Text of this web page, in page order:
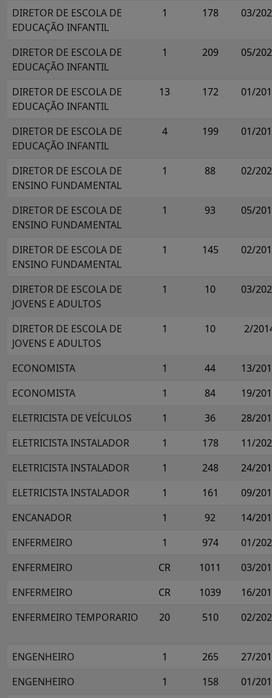
DIRETOR DE ESCOLA DE
EDUCAÇÃO INFANTIL
1 178 03/
DIRETOR DE ESCOLA DE
EDUCAÇÃO INFANTIL
1 209 05/
DIRETOR DE ESCOLA DE
EDUCAÇÃO INFANTIL
13 172 01/
DIRETOR DE ESCOLA DE
EDUCAÇÃO INFANTIL
4 199 01/
DIRETOR DE ESCOLA DE
ENSINO FUNDAMENTAL
1 88 02/
DIRETOR DE ESCOLA DE
ENSINO FUNDAMENTAL
1 93 05/
DIRETOR DE ESCOLA DE
ENSINO FUNDAMENTAL
1 145 02/
DIRETOR DE ESCOLA DE
JOVENS E ADULTOS
1 10 03/
DIRETOR DE ESCOLA DE
JOVENS E ADULTOS
1 10 2/
ECONOMISTA 1 44
13/
ECONOMISTA
1 84
19/
ELETRICISTA DE VEÍCULOS
1 36
28/
ELETRICISTA INSTALADOR
1 178
11/
ELETRICISTA INSTALADOR
1 248
24/
ELETRICISTA INSTALADOR
1 161
09/
ENCANADOR
1 92
14/
ENFERMEIRO
1 974
01/
ENFERMEIRO
CR 1011
03/
ENFERMEIRO
CR 1039
16/
ENFERMEIRO TEMPORARIO
20 510 02/
ENGENHEIRO 1 265
27/
ENGENHEIRO
1 158
01/